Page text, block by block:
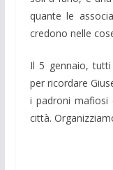
quante le
credono nelle
Il 5 gennaio,
per ricordare
i padroni mafiosi
città.